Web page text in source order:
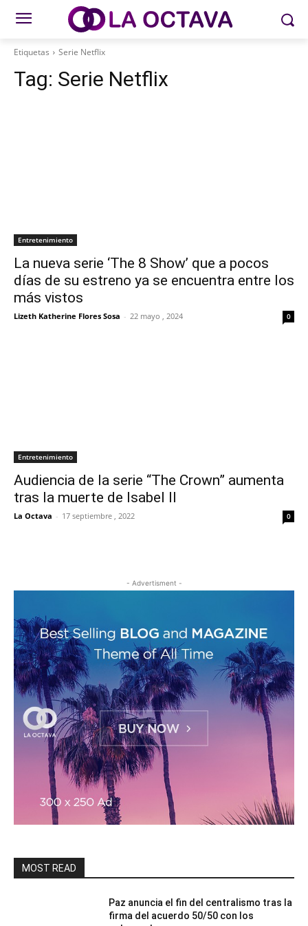
Etiquetas Serie Netflix
Tag: Serie Netflix
Entretenimiento
La nueva serie ‘The 8 Show’ que a pocos
días de su estreno ya se encuentra entre los
más vistos
Lizeth Katherine Flores Sosa - 22 mayo , 2024 0
Entretenimiento
Audiencia de la serie “The Crown” aumenta
tras la muerte de Isabel II
La Octava - 17 septiembre , 2022 0
- Advertisment -
MOST READ
Paz anuncia el fin del centralismo tras la
firma del acuerdo 50/50 con los